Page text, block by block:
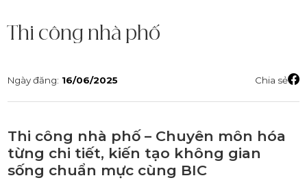
Thi công nhà phố
Ngày đăng: 16/06/2025 Chia sẻ
Thi công nhà phố – Chuyên môn hóa
từng chi tiết, kiến tạo không gian
sống chuẩn mực cùng BIC